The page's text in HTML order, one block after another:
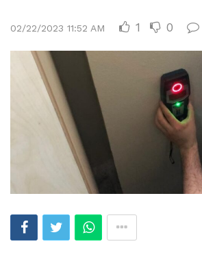
02/22/2023 11:52 AM 1 0